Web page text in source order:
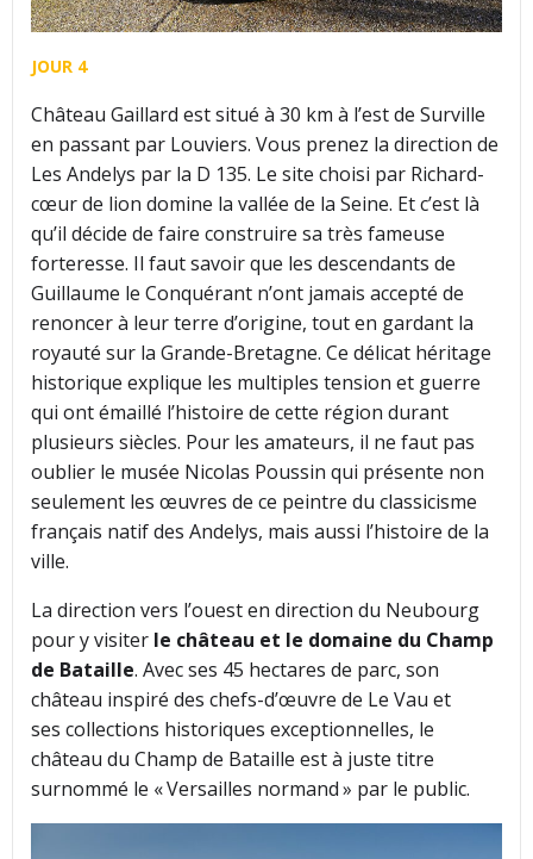
JOUR 4
Château Gaillard est situé à 30 km à l’est de Surville
en passant par Louviers. Vous prenez la direction de
Les Andelys par la D 135. Le site choisi par Richard-
cœur de lion domine la vallée de la Seine. Et c’est là
qu’il décide de faire construire sa très fameuse
forteresse. Il faut savoir que les descendants de
Guillaume le Conquérant n’ont jamais accepté de
renoncer à leur terre d’origine, tout en gardant la
royauté sur la Grande-Bretagne. Ce délicat héritage
historique explique les multiples tension et guerre
qui ont émaillé l’histoire de cette région durant
plusieurs siècles. Pour les amateurs, il ne faut pas
oublier le musée Nicolas Poussin qui présente non
seulement les œuvres de ce peintre du classicisme
français natif des Andelys, mais aussi l’histoire de la
ville.
La direction vers l’ouest en direction du Neubourg
pour y visiter le château et le domaine du Champ
de Bataille. Avec ses 45 hectares de parc, son
château inspiré des chefs-d’œuvre de Le Vau et
ses collections historiques exceptionnelles, le
château du Champ de Bataille est à juste titre
surnommé le « Versailles normand » par le public.